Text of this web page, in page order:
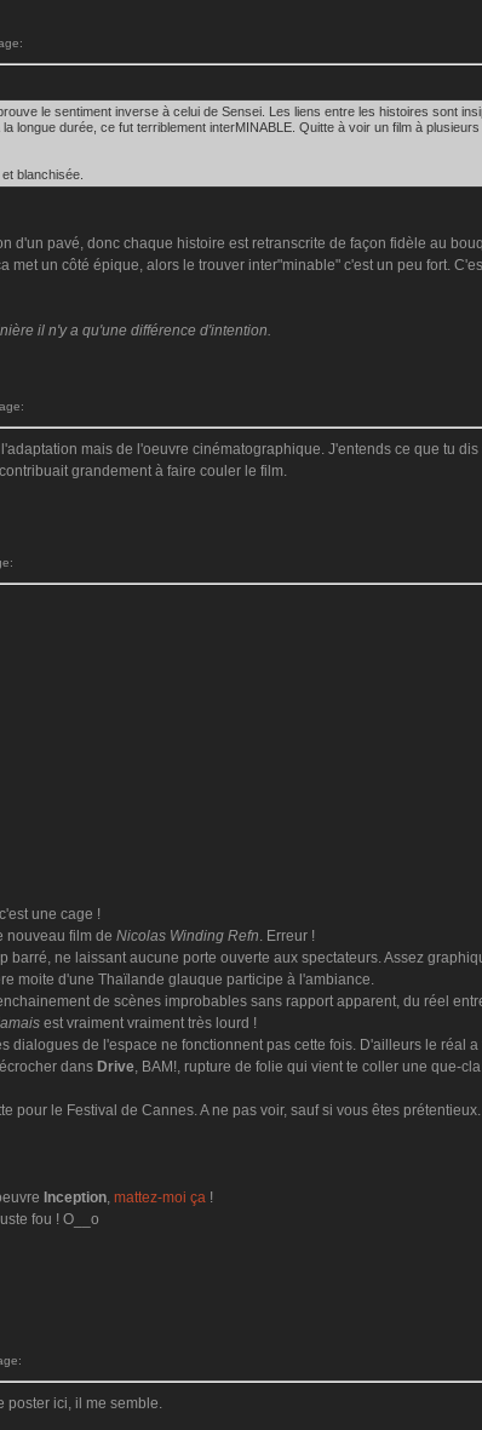
le sentiment inverse à celui de Sensei. Les liens entre les histoires sont
longue durée, ce fut terriblement interMINABLE. Quitte à voir un film à
blanchisée.
d'un pavé, donc chaque histoire est retranscrite de façon fidèle au
met un côté épique, alors le trouver inter"minable" c'est un peu fort.
il n'y a qu'une différence d'intention.
mais de l'oeuvre cinématographique. J'entends ce que tu
grandement à faire couler le film.
une cage !
nouveau film de Nicolas Winding Refn. Erreur !
barré, ne laissant aucune porte ouverte aux spectateurs. Assez
moite d'une Thaïlande glauque participe à l'ambiance.
de scènes improbables sans rapport apparent, du réel
est vraiment vraiment très lourd !
dialogues de l'espace ne fonctionnent pas cette fois. D'ailleurs le réal
dans Drive, BAM!, rupture de folie qui vient te coller une que-
pour le Festival de Cannes. A ne pas voir, sauf si vous êtes prétentieux.
Inception, mattez-moi ça !
fou ! O__o
poster ici, il me semble.